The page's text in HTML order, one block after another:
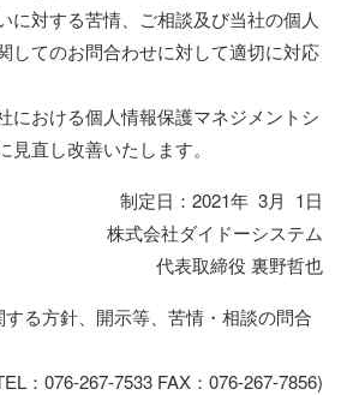
に対する苦情、ご相談及び当社の個人
してのお問合わせに対して適切に対応
における個人情報保護マネジメントシ
見直し改善いたします。
制定日：2021年 3月 1日
株式会社ダイドーシステム
代表取締役 裏野哲也
る方針、開示等、苦情・相談の問合
：076-267-7533 FAX：076-267-7856)